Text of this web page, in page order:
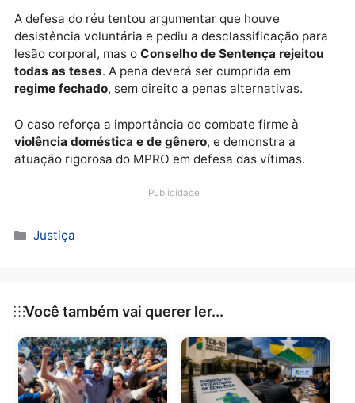
motivo torpe, uso de recurso que dificultou a
das vítimas, e, no caso da ex-companheira, a
de feminicídio, por ter sido praticada em contexto
violência de gênero. O ataque à adolescente foi
agravado pela condição de vulnerabilidade e pelo
A defesa do réu tentou argumentar que houve
lesão corporal, mas oConselho de Sentença
regime fechado
atuação rigorosa do MPRO em defesa das vítimas.
Publicidade
Categorias
Justiça